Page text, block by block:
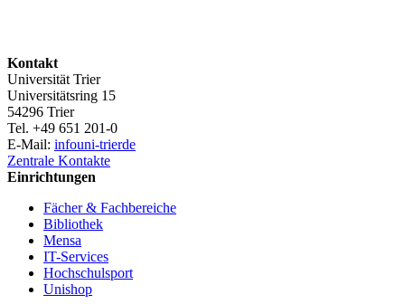
Kontakt
Universität Trier
Universitätsring 15
54296 Trier
Tel. +49 651 201-0
E-Mail: infouni-trierde
Zentrale Kontakte
Einrichtungen
Fächer & Fachbereiche
Bibliothek
Mensa
IT-Services
Hochschulsport
Unishop